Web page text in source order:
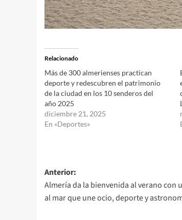
Relacionado
Más de 300 almerienses practican
deporte y redescubren el patrimonio
de la ciudad en los 10 senderos del
año 2025
diciembre 21, 2025
En «Deportes»
Navegación
de
entradas
Anterior:
Almería da la bienvenida al verano con
al mar que une ocio, deporte y